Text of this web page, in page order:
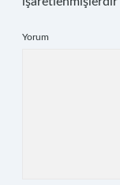
Yorum